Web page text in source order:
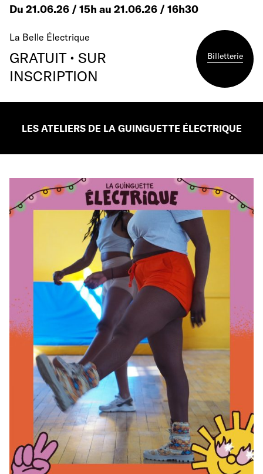
Du 21.06.26 / 15h au 21.06.26 / 16h30
La Belle Électrique
GRATUIT • SUR
INSCRIPTION
Billetterie
LES ATELIERS DE LA GUINGUETTE ÉLECTRIQUE